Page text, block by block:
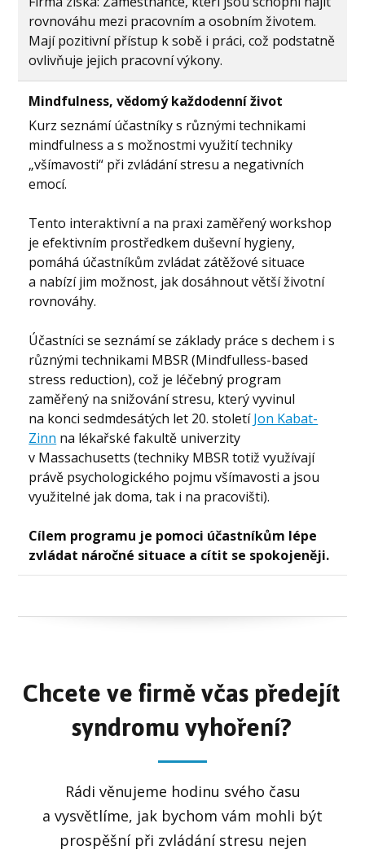
rovnováhu mezi pracovním a osobním životem.
Mají pozitivní přístup k sobě i práci, což podstatně
ovlivňuje jejich pracovní výkony.
Mindfulness, vědomý každodenní život
Kurz seznámí účastníky s různými technikami
mindfulness a s možnostmi využití techniky
„všímavosti“ při zvládání stresu a negativních
emocí.
Tento interaktivní a na praxi zaměřený workshop
je efektivním prostředkem duševní hygieny,
pomáhá účastníkům zvládat zátěžové situace
a nabízí jim možnost, jak dosáhnout větší životní
rovnováhy.
Účastníci se seznámí se základy práce s dechem i s
různými technikami MBSR (Mindfulless-based
stress reduction), což je léčebný program
zaměřený na snižování stresu, který vyvinul
na konci sedmdesátých let 20. stoletíJon Kabat-
Zinn na lékařské fakultě univerzity
v Massachusetts (techniky MBSR totiž využívají
právě psychologického pojmu všímavosti a jsou
využitelné jak doma, tak i na pracovišti).
Cílem programu je pomoci účastníkům lépe
zvládat náročné situace a cítit se spokojeněji.
Chcete ve firmě včas předejít
syndromu vyhoření?
Rádi věnujeme hodinu svého času
a vysvětlíme, jak bychom vám mohli být
prospěšní při zvládání stresu nejen